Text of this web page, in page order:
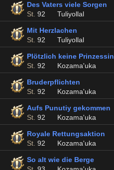
Des Vaters viele Sorgen
St. 92 Tuliyollal
Mit Herzlachen
St. 92 Tuliyollal
Plötzlich keine Prinzessin
St. 92 Kozama'uka
Bruderpflichten
St. 92 Kozama'uka
Aufs Punutiy gekommen
St. 92 Kozama'uka
Royale Rettungsaktion
St. 92 Kozama'uka
So alt wie die Berge